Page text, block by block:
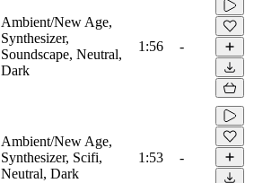
Ambient/New Age,
Synthesizer,
Soundscape, Neutral,
Dark
1:56 -
Ambient/New Age,
Synthesizer, Scifi,
Neutral, Dark
1:53 -